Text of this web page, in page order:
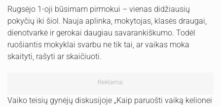
Rugsėjo 1-oji būsimam pirmokui – vienas didžiausių
pokyčių iki šiol. Nauja aplinka, mokytojas, klasės draugai,
dienotvarkė ir gerokai daugiau savarankiškumo. Todėl
ruošiantis mokyklai svarbu ne tik tai, ar vaikas moka
skaityti, rašyti ar skaičiuoti.
Reklama:
Vaiko teisių gynėjų diskusijoje „Kaip paruošti vaiką kelionei